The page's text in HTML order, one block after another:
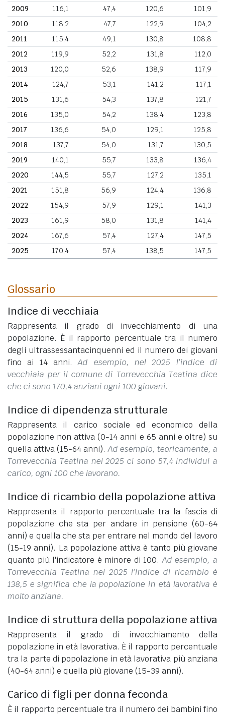
2009 116,1 47,4 120,6
101,9
2010
118,2 47,7 122,9
104,2
2011
115,4 49,1 130,8
108,8
2012
119,9 52,2 131,8
112,0
2013
120,0 52,6 138,9
117,9
2014
124,7 53,1 141,2
117,1
2015
131,6 54,3 137,8
121,7
2016
135,0 54,2 138,4
123,8
2017
136,6 54,0 129,1
125,8
2018
137,7 54,0 131,7
130,5
2019
140,1 55,7 133,8
136,4
2020
144,5 55,7 127,2
135,1
2021
151,8 56,9 124,4
136,8
2022
154,9 57,9 129,1
141,3
2023
161,9 58,0 131,8
141,4
2024
167,6 57,4 127,4
147,5
2025
170,4 57,4 138,5 147,5
Glossario
Indice di vecchiaia
Rappresenta il grado di invecchiamento di una
popolazione. È il rapporto percentuale tra il numero
degli ultrassessantacinquenni ed il numero dei giovani
fino ai 14 anni.Ad esempio, nel 2025 l'indice di
vecchiaia per il comune di Torrevecchia Teatina dice
che ci sono 170,4 anziani ogni 100 giovani.
Indice di dipendenza strutturale
Rappresenta il carico sociale ed economico della
popolazione non attiva (0-14 anni e 65 anni e oltre) su
quella attiva (15-64 anni).Ad esempio, teoricamente, a
Torrevecchia Teatina nel 2025 ci sono 57,4 individui a
carico, ogni 100 che lavorano.
Indice di ricambio della popolazione attiva
Rappresenta il rapporto percentuale tra la fascia di
popolazione che sta per andare in pensione (60-64
anni) e quella che sta per entrare nel mondo del lavoro
(15-19 anni). La popolazione attiva è tanto più giovane
quanto più l'indicatore è minore di 100.Ad esempio, a
Torrevecchia Teatina nel 2025 l'indice di ricambio è
138,5 e significa che la popolazione in età lavorativa è
molto anziana.
Indice di struttura della popolazione attiva
Rappresenta il grado di invecchiamento della
popolazione in età lavorativa. È il rapporto percentuale
tra la parte di popolazione in età lavorativa più anziana
(40-64 anni) e quella più giovane (15-39 anni).
Carico di figli per donna feconda
È il rapporto percentuale tra il numero dei bambini fino